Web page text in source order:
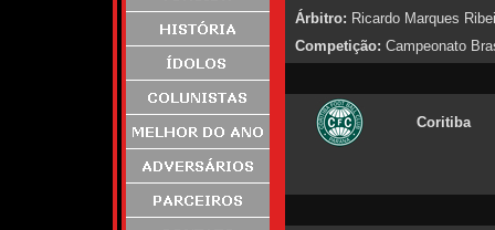
Árbitro: Ricardo Marques
Competição: Campeonato
Coritiba